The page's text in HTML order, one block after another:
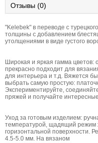
Отзывы (0)
"Kelebek" в переводе с
толщины с добавлением
утолщениями в виде густого
Широкая и яркая гамма
прекрасно подходит для
для интерьера и т.д. Вяжется
выбрать самую простую:
Экспериментируйте,
пряжей и получайте
Уход за готовым изделием:
температурой, щадящий режим
горизонтальной поверхности.
4.5-5.0 мм. На вязаном